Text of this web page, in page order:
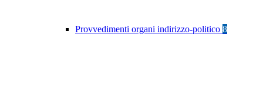
Provvedimenti organi indirizzo-politico 8